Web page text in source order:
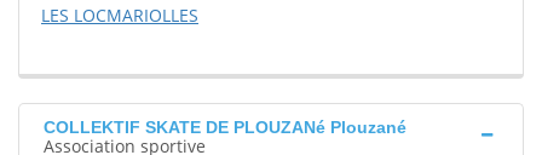
LES LOCMARIOLLES
COLLEKTIF SKATE DE PLOUZANé Plouzané
Association sportive